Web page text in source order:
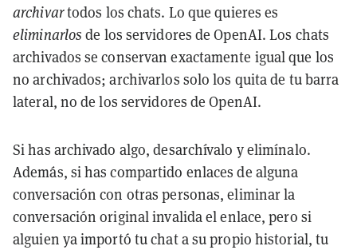
archivartodos los chats. Lo que quieres es
eliminarlos de los servidores de OpenAI. Los chats
archivados se conservan exactamente igual que los
no archivados; archivarlos solo los quita de tu barra
lateral, no de los servidores de OpenAI.
Si has archivado algo, desarchívalo y elimínalo.
Además, si has compartido enlaces de alguna
conversación con otras personas, eliminar la
conversación original invalida el enlace, pero si
alguien ya importó tu chat a su propio historial, tu